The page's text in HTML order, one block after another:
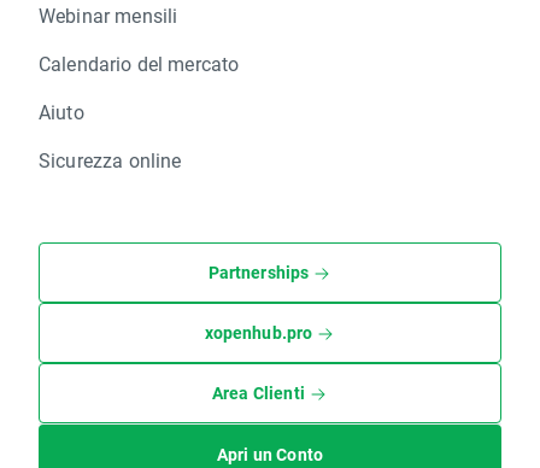
Webinar mensili
Calendario del mercato
Aiuto
Sicurezza online
Partnerships
xopenhub.pro
Area Clienti
Apri un Conto